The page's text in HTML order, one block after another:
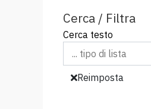
Cerca / Filtra
Cerca testo
Reimposta